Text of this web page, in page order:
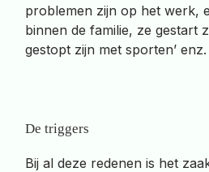
problemen zijn op het werk,
binnen de familie, ze gestart
gestopt zijn met sporten’ enz.
De triggers
Bij al deze redenen is het